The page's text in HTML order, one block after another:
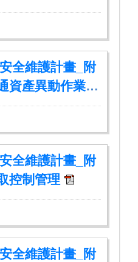
全維護計畫_附
資產異動作業
全維護計畫_附
控制管理
全維護計畫_附